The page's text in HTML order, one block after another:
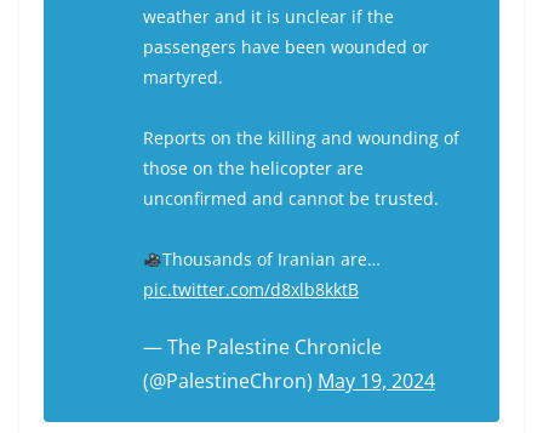
weather and it is unclear if the
passengers have been wounded or
martyred.
Reports on the killing and wounding of
those on the helicopter are
unconfirmed and cannot be trusted.
Thousands of Iranian are…
pic.twitter.com/d8xlb8kktB
— The Palestine Chronicle
(@PalestineChron) May 19, 2024